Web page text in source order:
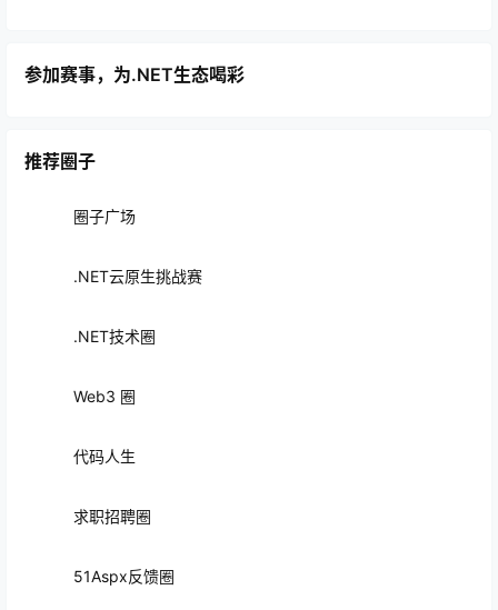
参加赛事，为.NET生态喝彩
推荐圈子
圈子广场
.NET云原生挑战赛
.NET技术圈
Web3 圈
代码人生
求职招聘圈
51Aspx反馈圈